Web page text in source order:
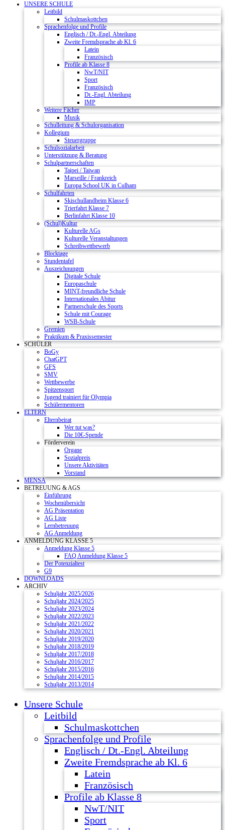
UNSERE SCHULE
Leitbild
Schulmaskottchen
Sprachenfolge und Profile
Englisch / Dt.-Engl. Abteilung
Zweite Fremdsprache ab Kl. 6
Latein
Französisch
Profile ab Klasse 8
NwT/NIT
Sport
Französisch
Dt.-Engl. Abteilung
IMP
Weitere Fächer
Musik
Schulleitung & Schulorganisation
Kollegium
Steuergruppe
Schulsozialarbeit
Unterstützung & Beratung
Schulpartnerschaften
Taipei / Taiwan
Marseille / Frankreich
Europa School UK in Culham
Schulfahrten
Skischullandheim Klasse 6
Trierfahrt Klasse 7
Berlinfahrt Klasse 10
(Schul)Kultur
Kulturelle AGs
Kulturelle Veranstaltungen
Schreibwettbewerb
Blocktage
Stundentafel
Auszeichnungen
Digitale Schule
Europaschule
MINT-freundliche Schule
Internationales Abitur
Partnerschule des Sports
Schule mit Courage
WSB-Schule
Gremien
Praktikum & Praxissemester
SCHÜLER
BoGy
ChatGPT
GFS
SMV
Wettbewerbe
Spitzensport
Jugend trainiert für Olympia
Schülermentoren
ELTERN
Elternbeirat
Wer tut was?
Die 10€-Spende
Förderverein
Organe
Sozialpreis
Unsere Aktivitäten
Vorstand
MENSA
BETREUUNG & AGS
Einführung
Wochenübersicht
AG Präsentation
AG Liste
Lernbetreuung
AG Anmeldung
ANMELDUNG KLASSE 5
Anmeldung Klasse 5
FAQ Anmeldung Klasse 5
Der Potenzialtest
G9
DOWNLOADS
ARCHIV
Schuljahr 2025/2026
Schuljahr 2024/2025
Schuljahr 2023/2024
Schuljahr 2022/2023
Schuljahr 2021/2022
Schuljahr 2020/2021
Schuljahr 2019/2020
Schuljahr 2018/2019
Schuljahr 2017/2018
Schuljahr 2016/2017
Schuljahr 2015/2016
Schuljahr 2014/2015
Schuljahr 2013/2014
Unsere Schule
Leitbild
Schulmaskottchen
Sprachenfolge und Profile
Englisch / Dt.-Engl. Abteilung
Zweite Fremdsprache ab Kl. 6
Latein
Französisch
Profile ab Klasse 8
NwT/NIT
Sport